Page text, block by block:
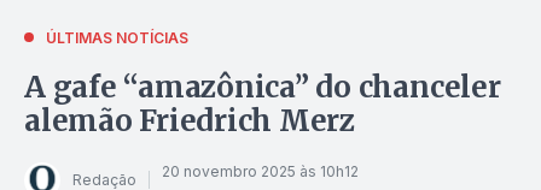
ÚLTIMAS NOTÍCIAS
A gafe “amazônica” do chanceler
alemão Friedrich Merz
Redação 20 novembro 2025 às 10h12